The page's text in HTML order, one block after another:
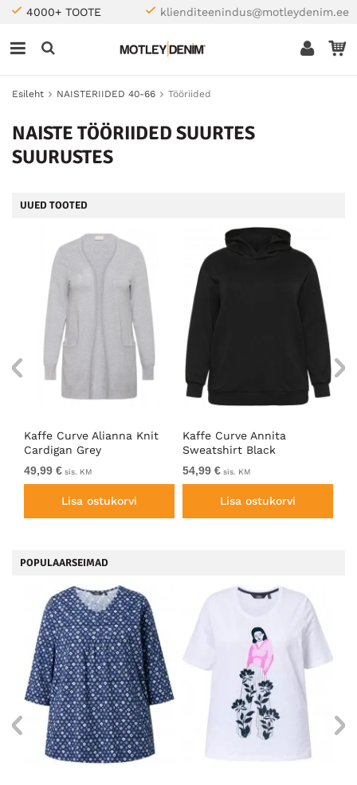
4000+ TOOTE klienditeenindus@motleydenim.ee
Esileht NAISTERIIDED 40-66 Tööriided
NAISTE TÖÖRIIDED SUURTES
SUURUSTES
UUED TOOTED
Kaffe Curve Alianna Knit
Cardigan Grey
49,99 € sis. KM
Lisa ostukorvi
Kaffe Curve Annita
Sweatshirt Black
54,99 € sis. KM
Lisa ostukorvi
POPULAARSEIMAD